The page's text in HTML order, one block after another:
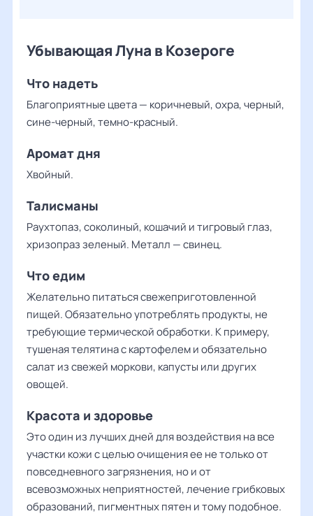
Убывающая Луна в Козероге
Что надеть
Благоприятные цвета — коричневый, охра, черный,
сине-черный, темно-красный.
Аромат дня
Хвойный.
Талисманы
Раухтопаз, соколиный, кошачий и тигровый глаз,
хризопраз зеленый. Металл — свинец.
Что едим
Желательно питаться свежеприготовленной
пищей. Обязательно употреблять продукты, не
требующие термической обработки. К примеру,
тушеная телятина с картофелем и обязательно
салат из свежей моркови, капусты или других
овощей.
Красота и здоровье
Это один из лучших дней для воздействия на все
участки кожи с целью очищения ее не только от
повседневного загрязнения, но и от
всевозможных неприятностей, лечение грибковых
образований, пигментных пятен и тому подобное.